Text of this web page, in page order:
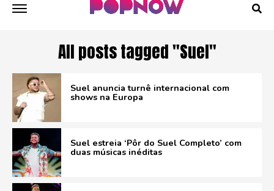
All posts tagged "Suel"
Suel anuncia turnê internacional com
shows na Europa
Suel estreia ‘Pôr do Suel Completo’ com
duas músicas inéditas